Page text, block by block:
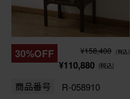
30%OFF ¥158,400 (税込)
¥110,880 (税込)
商品番号 R-058910